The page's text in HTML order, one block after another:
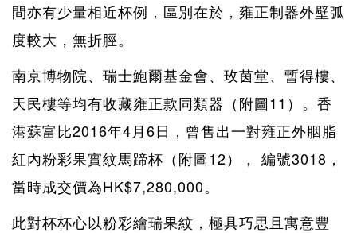
間亦有少量相近杯例，區別在於，雍正制器外壁弧
度較大，無折脛。
南京博物院、瑞士鮑爾基金會、玫茵堂、暫得樓、
天民樓等均有收藏雍正款同類器（附圖11）。香
港蘇富比2016年4月6日，曾售出一對雍正外胭脂
紅內粉彩果實紋馬蹄杯（附圖12）， 編號3018，
當時成交價為HK$7,280,000。
此對杯杯心以粉彩繪瑞果紋，極具巧思且寓意豐